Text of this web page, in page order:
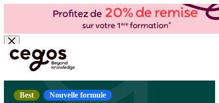
Skip to main content
Vous êtes ici : Accueil >Cegos, organisme de formation à Paris et en régions
de formateurs >Efficacité professionnelle du formateur
formateur
Best Nouvelle formule